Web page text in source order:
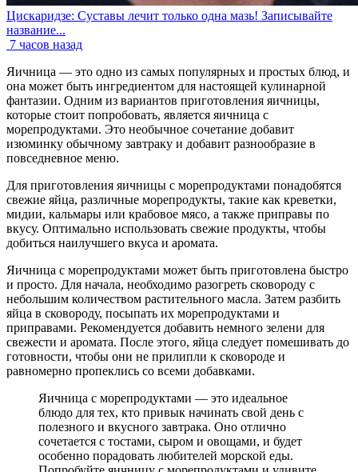
Цискаридзе: Суставы лечит только одна мазь! Записывайте
название...
7 часов назад
Яичница — это одно из самых популярных и простых блюд, и
она может быть ингредиентом для настоящей кулинарной
фантазии. Одним из вариантов приготовления яичницы,
которые стоит попробовать, является яичница с
морепродуктами. Это необычное сочетание добавит
изюминку обычному завтраку и добавит разнообразие в
повседневное меню.
Для приготовления яичницы с морепродуктами понадобятся
свежие яйца, различные морепродукты, такие как креветки,
мидии, кальмары или крабовое мясо, а также приправы по
вкусу. Оптимально использовать свежие продукты, чтобы
добиться наилучшего вкуса и аромата.
Яичница с морепродуктами может быть приготовлена быстро
и просто. Для начала, необходимо разогреть сковороду с
небольшим количеством растительного масла. Затем разбить
яйца в сковороду, посыпать их морепродуктами и
приправами. Рекомендуется добавить немного зелени для
свежести и аромата. После этого, яйца следует помешивать до
готовности, чтобы они не прилипли к сковороде и
равномерно пропеклись со всеми добавками.
Яичница с морепродуктами — это идеальное
блюдо для тех, кто привык начинать свой день с
полезного и вкусного завтрака. Оно отлично
сочетается с тостами, сыром и овощами, и будет
особенно порадовать любителей морской еды.